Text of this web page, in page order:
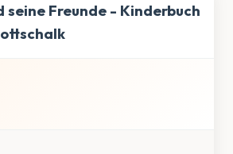
seine Freunde - Kinderbuch